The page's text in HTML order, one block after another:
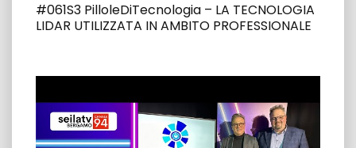
#061S3 PilloleDiTecnologia – LA TECNOLOGIA
LIDAR UTILIZZATA IN AMBITO PROFESSIONALE